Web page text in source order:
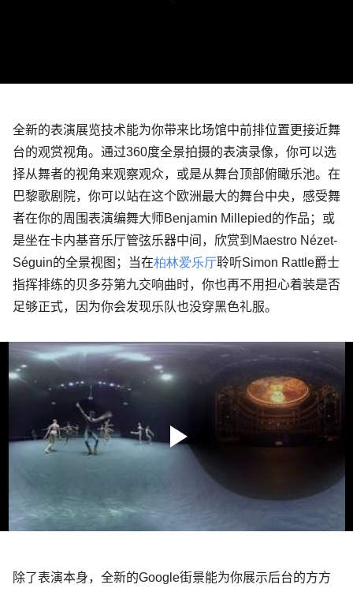
全新的表演展览技术能为你带来比场馆中前排位置更接近舞
台的观赏视角。通过360度全景拍摄的表演录像，你可以选
择从舞者的视角来观察观众，或是从舞台顶部俯瞰乐池。在
巴黎歌剧院，你可以站在这个欧洲最大的舞台中央，感受舞
者在你的周围表演编舞大师Benjamin Millepied的作品；或
是坐在卡内基音乐厅管弦乐器中间，欣赏到 Maestro Nézet-
Séguin的全景视图；当在柏林爱乐厅聆听Simon Rattle爵士
指挥排练的贝多芬第九交响曲时，你也再不用担心着装是否
足够正式，因为你会发现乐队也没穿黑色礼服。
除了表演本身，全新的Google街景能为你展示后台的方方